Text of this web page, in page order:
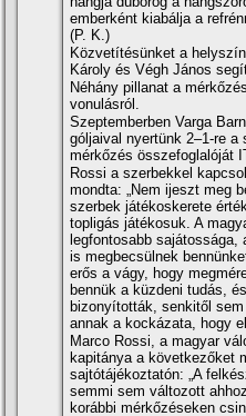
emberként kiabálja a
(P. K.)
Közvetítésünket a
Károly és Végh János
Néhány pillanat a
vonulásról.
Szeptemberben Varga
góljaival nyertünk 2–1-re a
mérkőzés összefoglalóját
Rossi a szerbekkel
mondta: „Nem ijeszt meg
szerbek játékoskerete
topligás játékosuk. A
legfontosabb sajátossága,
is megbecsülnek
erős a vágy, hogy
bennük a küzdeni tudás,
bizonyították, senkitől
annak a kockázata, hogy
Marco Rossi, a magyar
kapitánya a következőket
sajtótájékoztatón: „A
semmi sem változott
korábbi mérkőzéseken